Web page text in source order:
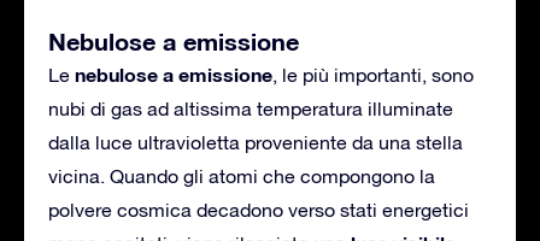
Nebulose a emissione
Le nebulose a emissione, le più importanti, sono
nubi di gas ad altissima temperatura illuminate
dalla luce ultravioletta proveniente da una stella
vicina. Quando gli atomi che compongono la
polvere cosmica decadono verso stati energetici